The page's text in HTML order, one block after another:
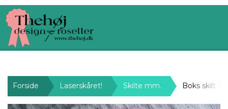
Forside Laserskåret! Skilte mm. Boks skilt 1